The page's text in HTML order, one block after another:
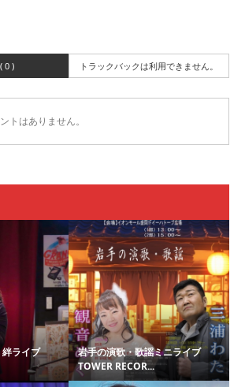
0 ) トラックバックは利用できません。
トはありません。
絆ライブ
岩手の演歌・歌謡ミニライブ
TOWER RECOR...